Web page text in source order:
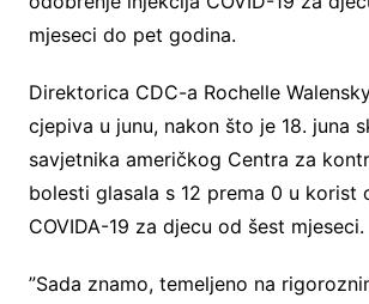
mjeseci do pet godina.
Direktorica CDC-a Rochelle
cjepiva u junu, nakon što je 18. juna
savjetnika američkog Centra za
bolesti glasala s 12 prema 0 u korist
COVIDA-19 za djecu od šest mjeseci.
”Sada znamo, temeljeno na